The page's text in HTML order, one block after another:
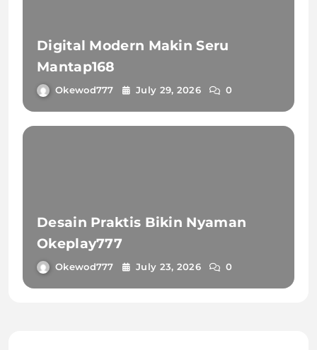
Digital Modern Makin Seru
Mantap168
Okewod777 July 29, 2026 0
Desain Praktis Bikin Nyaman
Okeplay777
Okewod777 July 23, 2026 0